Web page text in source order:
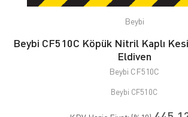
Beybi
Beybi CF510C Köpük Nitril Kaplı
Eldiven
Beybi CF510C
Beybi CF510C